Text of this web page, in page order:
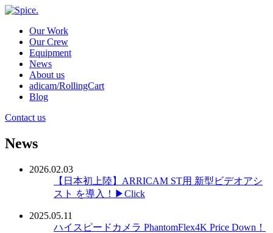
Our Work
Our Crew
Equipment
News
About us
adicam/RollingCart
Blog
Contact us
News
2026.02.03
【日本初上陸】ARRICAM ST用 新型ビデオアシ
スト を導入！▶Click
2025.05.11
ハイスピードカメラ PhantomFlex4K Price Down！